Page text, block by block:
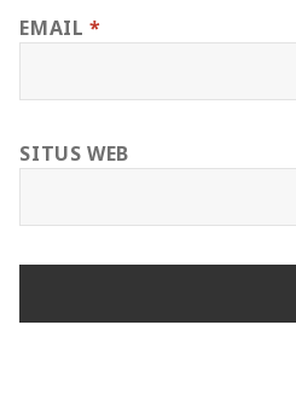
EMAIL*
SITUS WEB